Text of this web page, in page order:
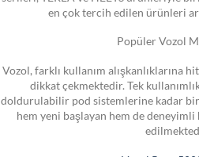
en çok tercih edilen ürünleri
Popüler Vozol
Vozol, farklı kullanım alışkanlıklarına
dikkat çekmektedir. Tek
doldurulabilir pod sistemlerine kadar
hem yeni başlayan hem de deneyimli